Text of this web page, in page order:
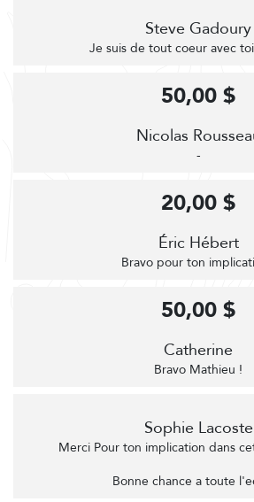
Steve Gadoury
Je suis de tout coeur avec
Nicolas
-
50,00 $
Éric Hébert
Bravo pour ton
20,00 $
Catherine
Bravo Mathieu !
50,00 $
Sophie Lacoste
Merci Pour ton implication dans
Bonne chance a toute